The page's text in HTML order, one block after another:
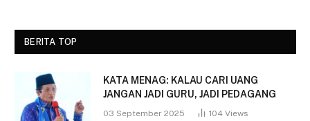
BERITA TOP
KATA MENAG: KALAU CARI UANG
JANGAN JADI GURU, JADI PEDAGANG
03 September 2025 104 Views